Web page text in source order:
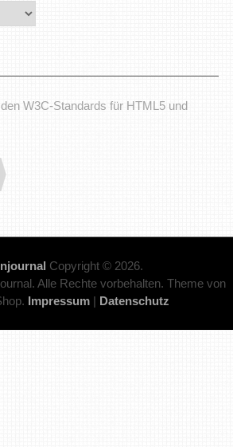
W3C-Standards für HTML5 und
Copyright © 2026.
Alle Rechte vorbehalten. Theme von
Impressum| Datenschutz